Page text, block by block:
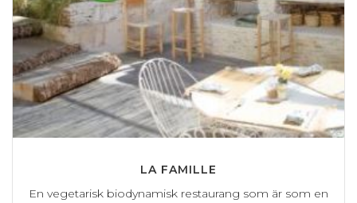
LA FAMILLE
En vegetarisk biodynamisk restaurang som är som en